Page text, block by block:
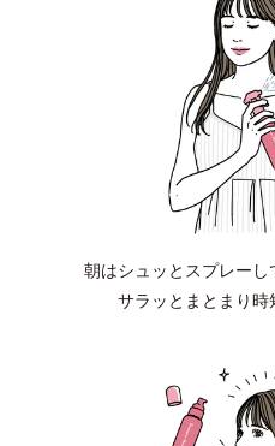
朝はシュッとスプレーし
サラッとまとまり時